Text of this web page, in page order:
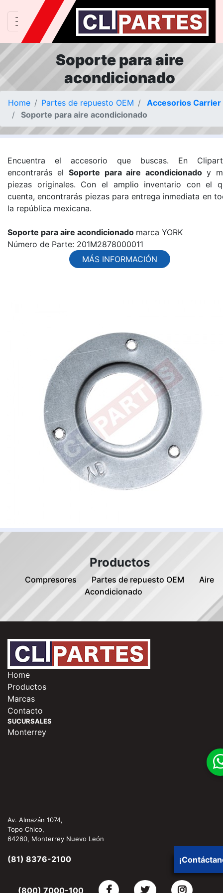
Soporte para aire
acondicionado
Home Partes de repuesto OEM
Accesorios Carrier
Soporte para aire acondicionado
Encuentra el accesorio que buscas. En
encontrarás el Soporte para aire acondicionadoy
piezas originales. Con el amplio inventario con el
cuenta, encontrarás piezas para entrega inmediata en
la república mexicana.
Soporte para aire acondicionado marca YORK
Número de Parte: 201M2878000011
MÁS INFORMACIÓN
Productos
Compresores Partes de repuesto OEM
Aire
Acondicionado
Home
Productos
Marcas
Contacto
SUCURSALES
Monterrey
Av. Almazán 1074,
Topo Chico,
64260, Monterrey Nuevo León
(81) 8376-2100
(800) 7000-100